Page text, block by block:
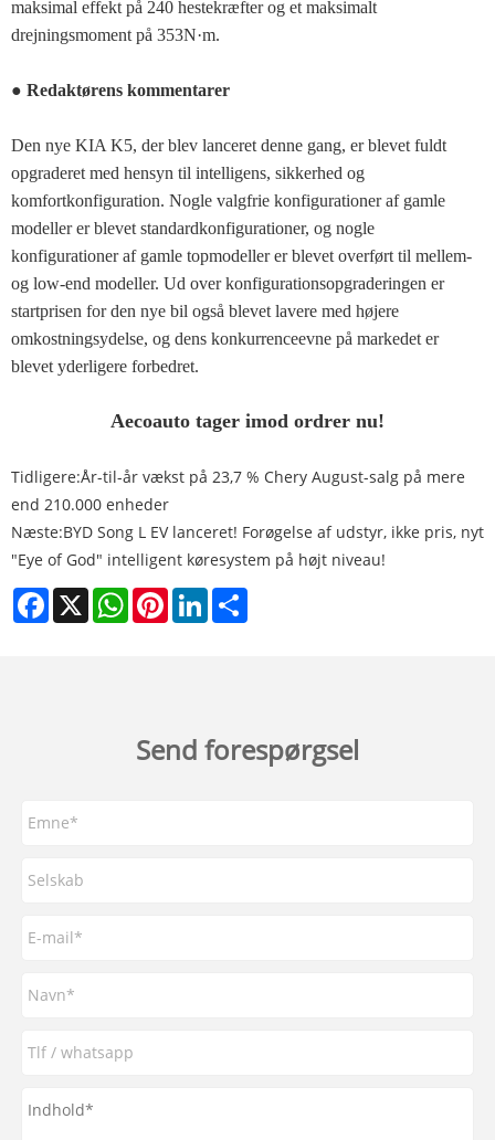
maksimal effekt på 240 hestekræfter og et maksimalt
drejningsmoment på 353N·m.
● Redaktørens kommentarer
Den nye KIA K5, der blev lanceret denne gang, er blevet fuldt
opgraderet med hensyn til intelligens, sikkerhed og
komfortkonfiguration. Nogle valgfrie konfigurationer af gamle
modeller er blevet standardkonfigurationer, og nogle
konfigurationer af gamle topmodeller er blevet overført til mellem-
og low-end modeller. Ud over konfigurationsopgraderingen er
startprisen for den nye bil også blevet lavere med højere
omkostningsydelse, og dens konkurrenceevne på markedet er
blevet yderligere forbedret.
Aecoauto tager imod ordrer nu!
Tidligere:År-til-år vækst på 23,7 % Chery August-salg på mere
end 210.000 enheder
Næste:BYD Song L EV lanceret! Forøgelse af udstyr, ikke pris, nyt
"Eye of God" intelligent køresystem på højt niveau!
Facebook
X WhatsAppPinterestLinkedIn
Send forespørgsel